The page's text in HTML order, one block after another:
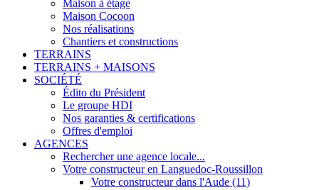
Maison à étage
Maison Cocoon
Nos réalisations
Chantiers et constructions
TERRAINS
TERRAINS + MAISONS
SOCIÉTÉ
Édito du Président
Le groupe HDI
Nos garanties & certifications
Offres d'emploi
AGENCES
Rechercher une agence locale...
Votre constructeur en Languedoc-Roussillon
Votre constructeur dans l'Aude (11)